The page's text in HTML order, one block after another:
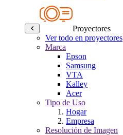
Proyectores
Ver todo en proyectores
Marca
Epson
Samsung
VTA
Kalley
Acer
Tipo de Uso
Hogar
Empresa
Resolución de Imagen